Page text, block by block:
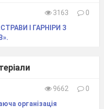
3163
0
І ГАРНІРИ З
9662
0
організація